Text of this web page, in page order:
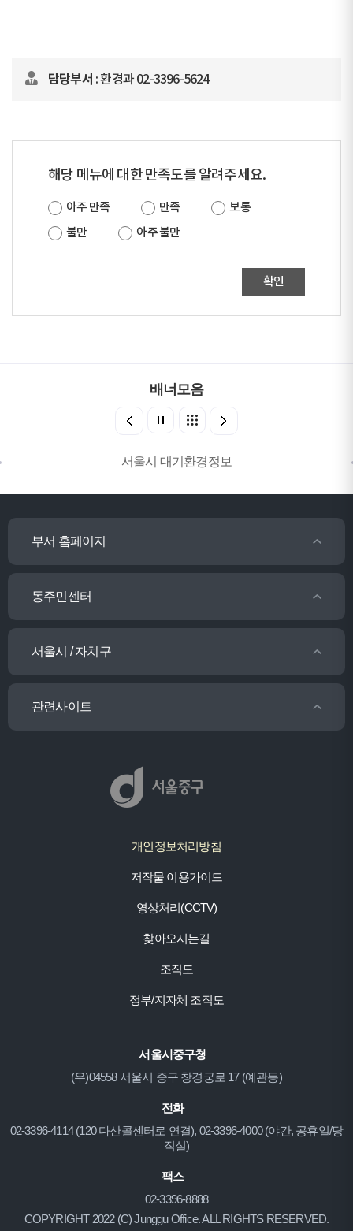
담당부서 : 환경과 02-3396-5624
해당 메뉴에 대한 만족도를 알려주세요.
아주 만족 만족
보통
불만
아주 불만
확인
배너모음
서울시 대기환경정보
부서 홈페이지
동주민센터
서울시 / 자치구
관련사이트
개인정보처리방침
저작물 이용가이드
영상처리(CCTV)
찾아오시는길
조직도
정부/지자체 조직도
서울시중구청
(우)04558 서울시 중구 창경궁로 17 (예관동)
전화
02-3396-4114 (120 다산콜센터로 연결), 02-3396-4000 (야간, 공휴일/당
직실)
팩스
02-3396-8888
COPYRIGHT 2022 (C) Junggu Office. ALL RIGHTS RESERVED.